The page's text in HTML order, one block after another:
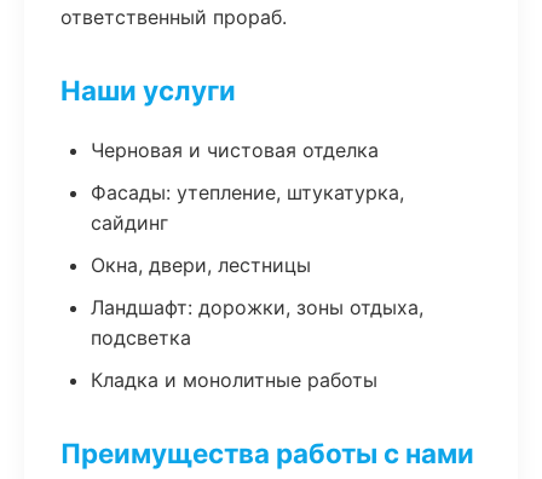
ответственный прораб.
Наши услуги
Черновая и чистовая отделка
Фасады: утепление, штукатурка,
сайдинг
Окна, двери, лестницы
Ландшафт: дорожки, зоны отдыха,
подсветка
Кладка и монолитные работы
Преимущества работы с нами